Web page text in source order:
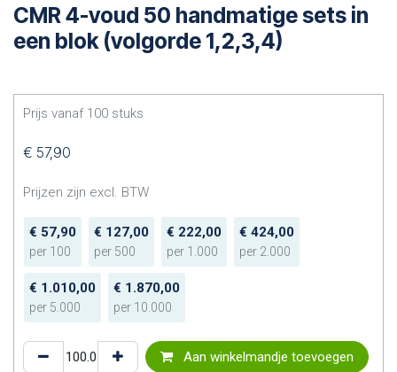
CMR 4-voud 50 handmatige sets in
een blok (volgorde 1,2,3,4)
Prijs vanaf 100 stuks
€ 57,90
Prijzen zijn excl. BTW
€ 57,90
per 100
€ 127,00
per 500
€ 222,00
per 1.000
€ 424,00
per 2.000
€ 1.010,00
per 5.000
€ 1.870,00
per 10.000
Aan winkelmandje toevoegen